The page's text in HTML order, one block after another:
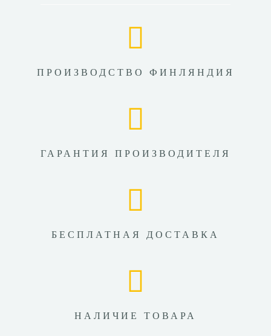
ПРОИЗВОДСТВО ФИНЛЯНДИЯ
ГАРАНТИЯ ПРОИЗВОДИТЕЛЯ
БЕСПЛАТНАЯ ДОСТАВКА
НАЛИЧИЕ ТОВАРА